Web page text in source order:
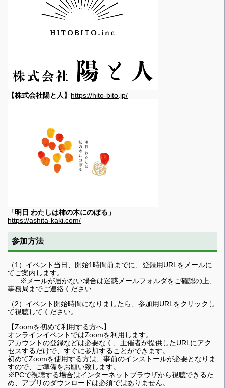
【株式会社陽と人】 https://hito-bito.jp/
「明日 わたしは柿の木にのぼる」
https://ashita-kaki.com/
参加方法
（1）イベント当日、開始1時間前までに、登録用URLをメールに
てご案内します。
※メールが届かない場合は迷惑メールフォルダをご確認の上、
事務局までご連絡ください
（2）イベント開始時間になりましたら、参加用URLをクリックし
て視聴してください。
【Zoomを初めて利用する方へ】
オンラインイベントではZoomを利用します。
アカウントの登録などは必要なく、主催者が提供したURLにアク
セスするだけで、すぐに参加することができます。
初めてZoomを使用する方は、事前のインストールが必要となりま
すので、ご準備をお願い致します。
※PCで視聴する場合はインターネットブラウザから視聴できるた
め、アプリのダウンロードは必須ではありません。